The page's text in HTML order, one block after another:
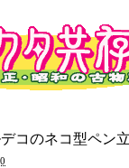
コのネコ型ペン